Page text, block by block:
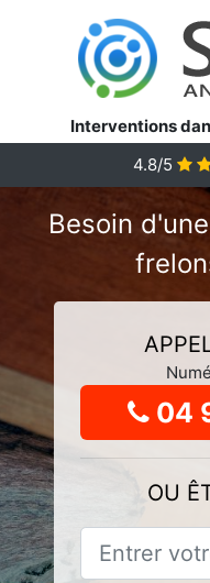
Interventions
4.8/5
Besoin
04
OU